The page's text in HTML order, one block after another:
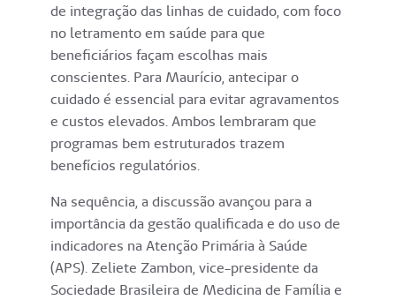
de integração das linhas de cuidado, com foco
no letramento em saúde para que
beneficiários façam escolhas mais
conscientes. Para Maurício, antecipar o
cuidado é essencial para evitar agravamentos
e custos elevados. Ambos lembraram que
programas bem estruturados trazem
benefícios regulatórios.
Na sequência, a discussão avançou para a
importância da gestão qualificada e do uso de
indicadores na Atenção Primária à Saúde
(APS). Zeliete Zambon, vice-presidente da
Sociedade Brasileira de Medicina de Família e